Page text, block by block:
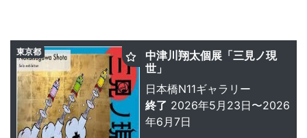
中津川翔太個展「三見ノ現
世」
日本橋N11ギャラリー
終了 2026年5月23日〜2026
年6月7日
東京都